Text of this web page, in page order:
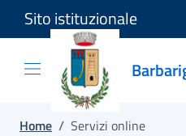
Salta e vai al contenuto
Salta e vai al footer
Sito istituzionale
Home / Servizi online